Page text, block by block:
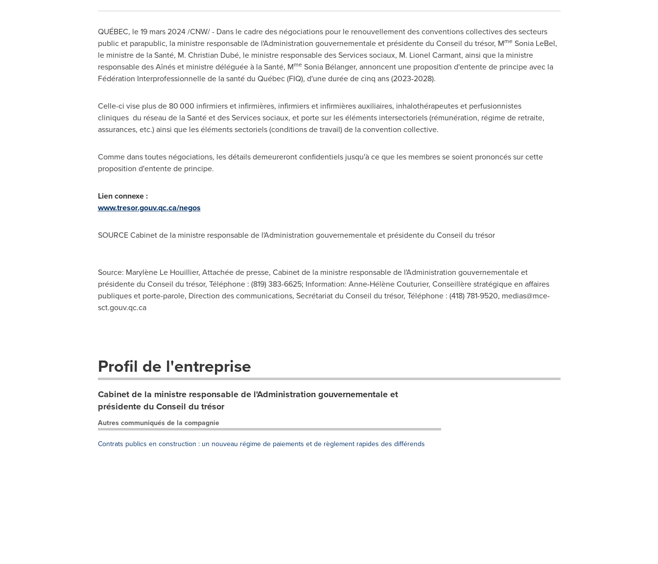
QUÉBEC, le 19 mars 2024/CNW/ - Dans le cadre des négociations pour le renouvellement des conventions collectives des secteurs
public et parapublic, la ministre responsable de l'Administration gouvernementale et présidente du Conseil du trésor, MmeSonia LeBel,
le ministre de la Santé, M. Christian Dubé, le ministre responsable des Services sociaux, M. Lionel Carmant, ainsi que la ministre
responsable des Aînés et ministre déléguée à la Santé, MmeSonia Bélanger, annoncent une proposition d'entente de principe avec la
Fédération Interprofessionnelle de la santé du Québec (FIQ), d'une durée de cinq ans (2023-2028).
Celle-ci vise plus de 80 000 infirmiers et infirmières, infirmiers et infirmières auxiliaires, inhalothérapeutes et perfusionnistes
cliniques du réseau de la Santé et des Services sociaux, et porte sur les éléments intersectoriels (rémunération, régime de retraite,
assurances, etc.) ainsi que les éléments sectoriels (conditions de travail) de la convention collective.
Comme dans toutes négociations, les détails demeureront confidentiels jusqu'à ce que les membres se soient prononcés sur cette
proposition d'entente de principe.
Lien connexe :
www.tresor.gouv.qc.ca/negos
SOURCE Cabinet de la ministre responsable de l'Administration gouvernementale et présidente du Conseil du trésor
Source: Marylène Le Houillier, Attachée de presse, Cabinet de la ministre responsable de l'Administration gouvernementale et
présidente du Conseil du trésor, Téléphone : (819) 383-6625; Information: Anne-Hélène Couturier, Conseillère stratégique en affaires
publiques et porte-parole, Direction des communications, Secrétariat du Conseil du trésor, Téléphone : (418) 781-9520, medias@mce-
sct.gouv.qc.ca
Profil de l'entreprise
Cabinet de la ministre responsable de l'Administration gouvernementale et
présidente du Conseil du trésor
Autres communiqués de la compagnie
Contrats publics en construction : un nouveau régime de paiements et de règlement rapides des différends